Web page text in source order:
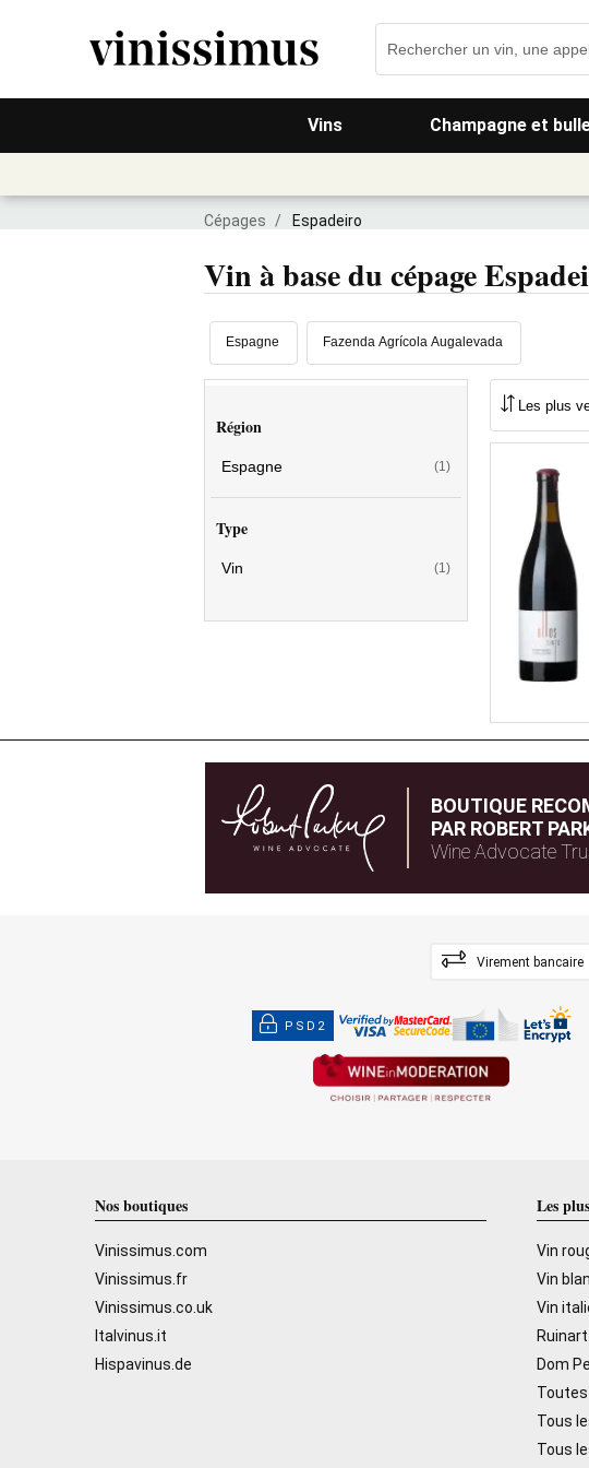
Vins Champagne et
Cépages / Espadeiro
Vin à base du cépage
Espagne Fazenda Agrícola Augalevada
Région
Espagne (1)
Type
Vin (1)
BOUTIQUE
PAR ROBERT
Wine Advocate
Virement bancaire
PSD2
Nos boutiques
Vinissimus.com
Vinissimus.fr
Vinissimus.co.uk
Italvinus.it
Hispavinus.de
Les
Vin
Vin
Vin
Dom
Tous
Tous